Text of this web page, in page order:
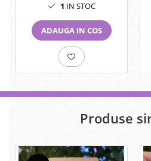
1 IN STOC
ADAUGA IN COS
Produse